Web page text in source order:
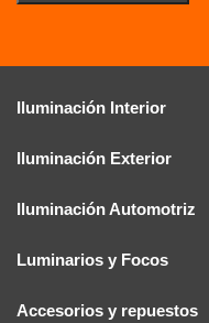
Iluminación Interior
Iluminación Exterior
Iluminación Automotriz
Luminarios y Focos
Accesorios y repuestos